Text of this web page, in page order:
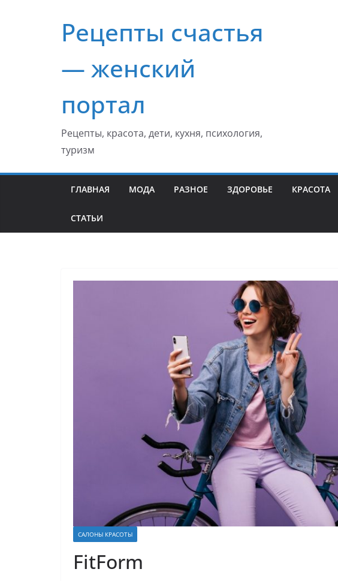
содержимомуРецепты счастья
— женский
портал
Рецепты, красота, дети, кухня, психология,
туризм
ГЛАВНАЯ МОДА РАЗНОЕ ЗДОРОВЬЕ КРАСОТА
СТАТЬИ
САЛОНЫ КРАСОТЫ
FitForm